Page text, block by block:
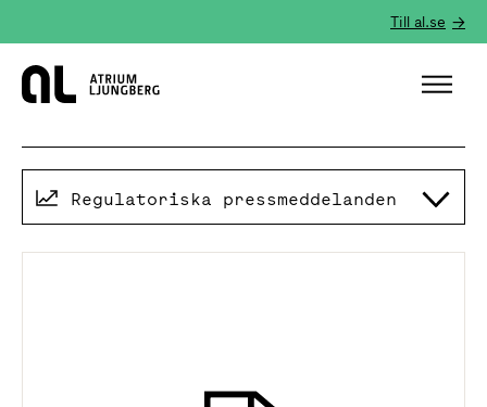
Till al.se
Hem
Regulatoriska pressmeddelanden